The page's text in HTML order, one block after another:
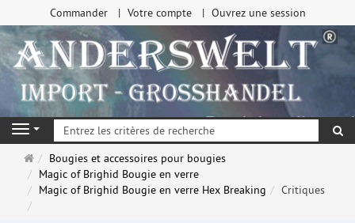
Commander Votre compte Ouvrez une session
Navigation
Page
d'accueil
Bougies et accessoires pour bougies
Magic of Brighid Bougie en verre
Magic of Brighid Bougie en verre Hex Breaking
Critiques